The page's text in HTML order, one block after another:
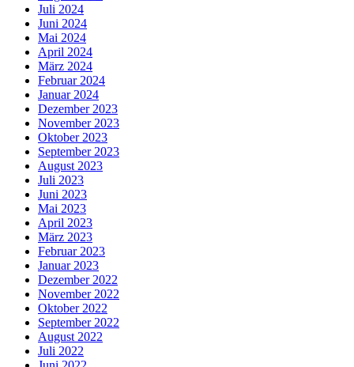
Juli 2024
Juni 2024
Mai 2024
April 2024
März 2024
Februar 2024
Januar 2024
Dezember 2023
November 2023
Oktober 2023
September 2023
August 2023
Juli 2023
Juni 2023
Mai 2023
April 2023
März 2023
Februar 2023
Januar 2023
Dezember 2022
November 2022
Oktober 2022
September 2022
August 2022
Juli 2022